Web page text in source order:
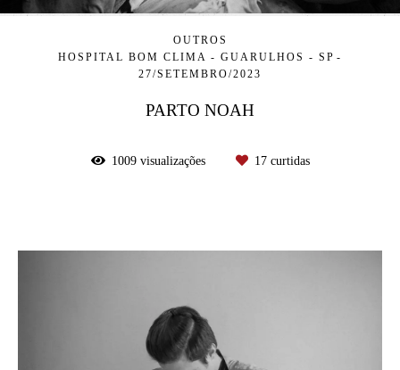
OUTROS
HOSPITAL BOM CLIMA - GUARULHOS - SP
27/SETEMBRO/2023
PARTO NOAH
1009visualizações 17curtidas